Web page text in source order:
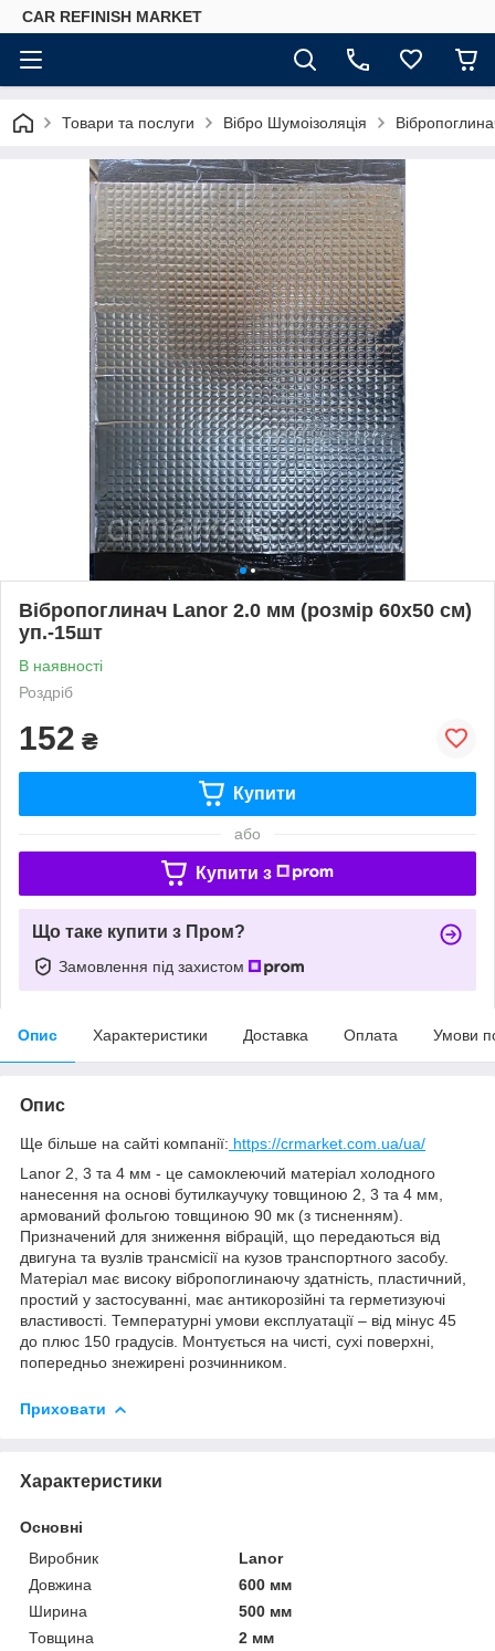
CAR REFINISH MARKET
Товари та послуги Вібро Шумоізоляція
Вібропоглинач Lanor 2.0 мм (розмір 60х50 см)
уп.-15шт
В наявності
Роздріб
152 ₴
Купити
або
Купити з
Що таке купити з Пром?
Замовлення під захистом
Опис Характеристики Доставка Оплата Умови
Опис
Ще більше на сайті компанії: https://crmarket.com.ua/ua/
Lanor 2, 3 та 4 мм - це самоклеючий матеріал холодного
нанесення на основі бутилкаучуку товщиною 2, 3 та 4 мм,
армований фольгою товщиною 90 мк (з тисненням).
Призначений для зниження вібрацій, що передаються від
двигуна та вузлів трансмісії на кузов транспортного засобу.
Матеріал має високу вібропоглинаючу здатність, пластичний,
простий у застосуванні, має антикорозійні та герметизуючі
властивості. Температурні умови експлуатації – від мінус 45
до плюс 150 градусів. Монтується на чисті, сухі поверхні,
попередньо знежирені розчинником.
Приховати
Характеристики
Основні
Виробник
Lanor
Довжина
600 мм
Ширина
500 мм
Товщина
2 мм